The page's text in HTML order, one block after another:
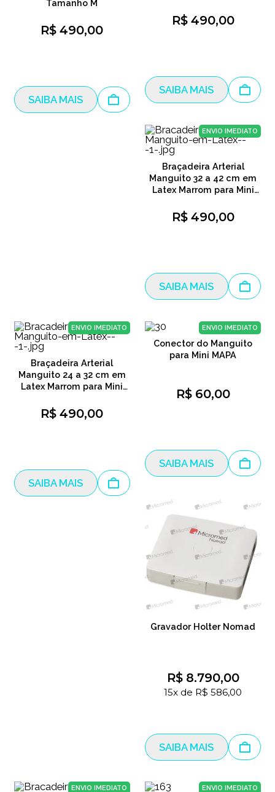
Tamanho M
R$ 490,00
SAIBA MAIS
R$ 490,00
SAIBA MAIS
Braçadeira Arterial
Manguito 32 a 42 cm em
Latex Marrom para Mini
R$ 490,00
SAIBA MAIS
ENVIO IMEDIATO
Braçadeira Arterial
Manguito 24 a 32 cm em
Latex Marrom para Mini
R$ 490,00
SAIBA MAIS
ENVIO IMEDIATO
Conector do Manguito
para Mini MAPA
R$ 60,00
SAIBA MAIS
ENVIO IMEDIATO
Gravador Holter Nomad
R$ 8.790,00
15x de R$ 586,00
SAIBA MAIS
ENVIO IMEDIATO ENVIO IMEDIATO